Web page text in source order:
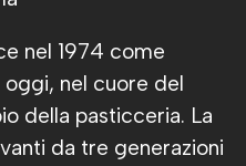
nel 1974 come
nel cuore del
della pasticceria. La
da tre generazioni